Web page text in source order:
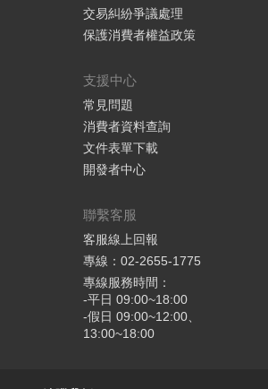
交易糾紛爭議處理
保護消費者權益政策
支援中心
常見問題
消費者資料查詢
文件表單下載
開發者中心
聯繫客服
客服線上回報
專線：02-2655-1775
專線服務時間：
-平日 09:00~18:00
-假日 09:00~12:00、
13:00~18:00